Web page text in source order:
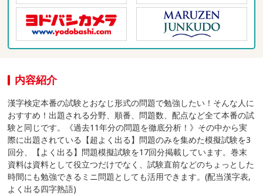
内容紹介
漢字検定本番の試験とおなじ形式の問題で勉強したい！そんな人に
おすすめ！出題される分野、順番、問題数、配点など全て本番の試
験と同じです。《過去11年分の問題を徹底分析！》その中から実
際に出題されている【超よく出る】問題のみを集めた模擬試験を3
回分、【よく出る】問題模擬試験を17回分掲載しています。巻末
資料は資料として役立つだけでなく、試験直前などのちょっとした
時間にも勉強できるミニ問題としても活用できます。(配当漢字表,
よく出る四字熟語)